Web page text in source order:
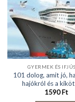
GYERMEK ÉS
101 dolog, amit jó,
hajókról és a
1590Ft